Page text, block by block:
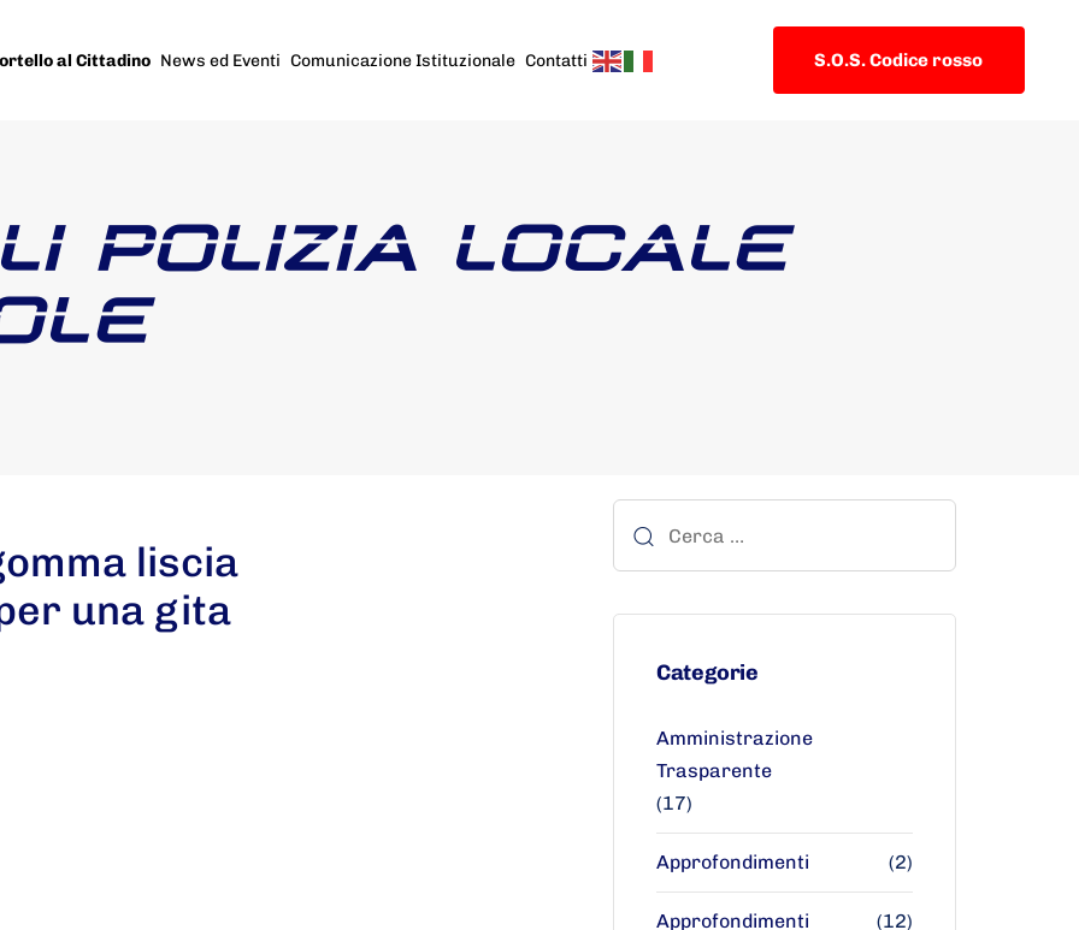
al Cittadino News ed Eventi Comunicazione Istituzionale Contatti S.O.S. Codice rosso
POLIZIA LOCALE
liscia
una gita
Categorie
Amministrazione
Trasparente
(17)
Approfondimenti (2)
Approfondimenti (12)